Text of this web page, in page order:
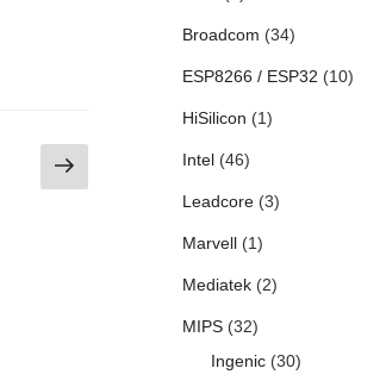
次
の
Broadcom (34)
ESP8266 / ESP32 (10)
HiSilicon (1)
Intel(46)
Leadcore(3)
Marvell(1)
Mediatek(2)
MIPS(32)
Ingenic(30)